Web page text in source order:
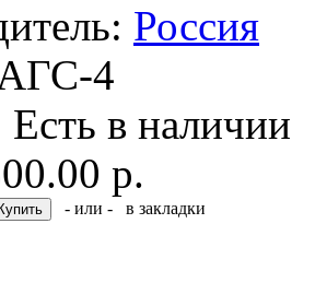
Россия
4
Есть в наличии
р.
- или -
в закладки